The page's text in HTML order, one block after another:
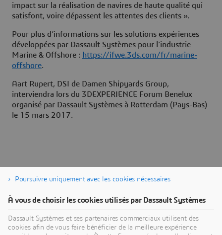
impact sur la réalisation de navires de haute qualité qui
satisfont, voire dépassent les attentes des clients ».
Pour plus d’informations sur les solutions expériences
développées par Dassault Systèmes pour l’industrie
Marine & Offshore : https://ifwe.3ds.com/fr/marine-
offshore.
Aart Rupert, DSI de Damen Shipyards Group,
interviendra lors du 3DEXPERIENCE Forum Benelux
organisé par Dassault Systèmes à Rotterdam (Pays-Bas)
le 15 mars 2017.
À propos de Dassault Systèmes
Dassault Systèmes est un accélérateur de progrès
humain. Depuis 1981, l'entreprise est pionnière
Poursuivre uniquement avec les cookies nécessaires
À vous de choisir les cookies utilisés par Dassault Systèmes
Dassault Systèmes et ses partenaires commerciaux utilisent des
cookies afin de vous faire bénéficier de la meilleure expérience